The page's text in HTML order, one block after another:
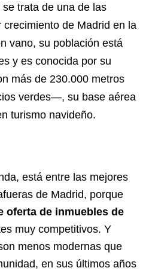
se trata de una de las
de Madrid en la
vano, su población está
y es conocida por su
más de 230.000 metros
verdes—, su base aérea
turismo navideño.
está entre las mejores
de Madrid, porque
oferta de inmuebles de
muy competitivos. Y
menos modernas que
en sus últimos años